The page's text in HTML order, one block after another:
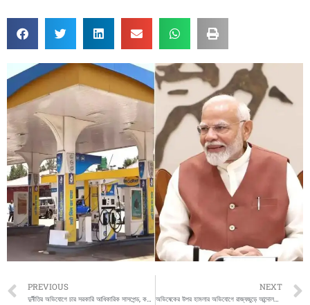
Prev
PREVIOUS NEXT
অভিষেকের উপর হামলার অভিযোগে রাজ্যজুড়ে আন্দোলনে তৃণমূল, মঙ্গলবার ধর্নায় মমতা বন্দ্যোপাধ্যায়